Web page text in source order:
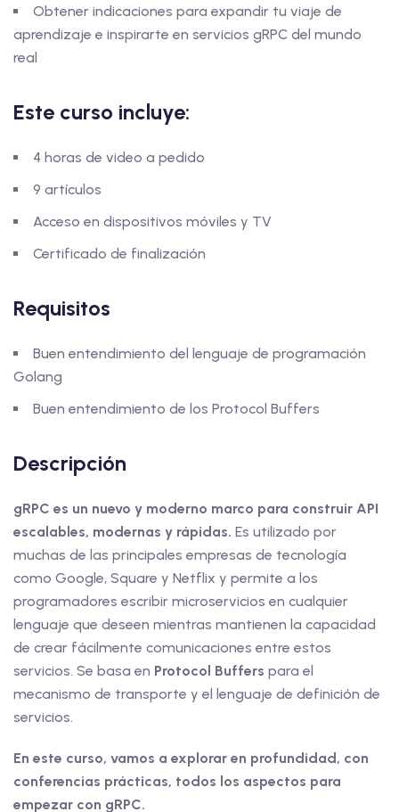
Obtener indicaciones para expandir tu viaje de
aprendizaje e inspirarte en servicios gRPC del mundo
real
Este curso incluye:
4 horas de video a pedido
9 artículos
Acceso en dispositivos móviles y TV
Certificado de finalización
Requisitos
Buen entendimiento del lenguaje de programación
Golang
Buen entendimiento de los Protocol Buffers
Descripción
gRPC es un nuevo y moderno marco para construir API
escalables, modernas y rápidas. Es utilizado por
muchas de las principales empresas de tecnología
como Google, Square y Netflix y permite a los
programadores escribir microservicios en cualquier
lenguaje que deseen mientras mantienen la capacidad
de crear fácilmente comunicaciones entre estos
servicios. Se basa en Protocol Buffers para el
mecanismo de transporte y el lenguaje de definición de
servicios.
En este curso, vamos a explorar en profundidad, con
conferencias prácticas, todos los aspectos para
empezar con gRPC.